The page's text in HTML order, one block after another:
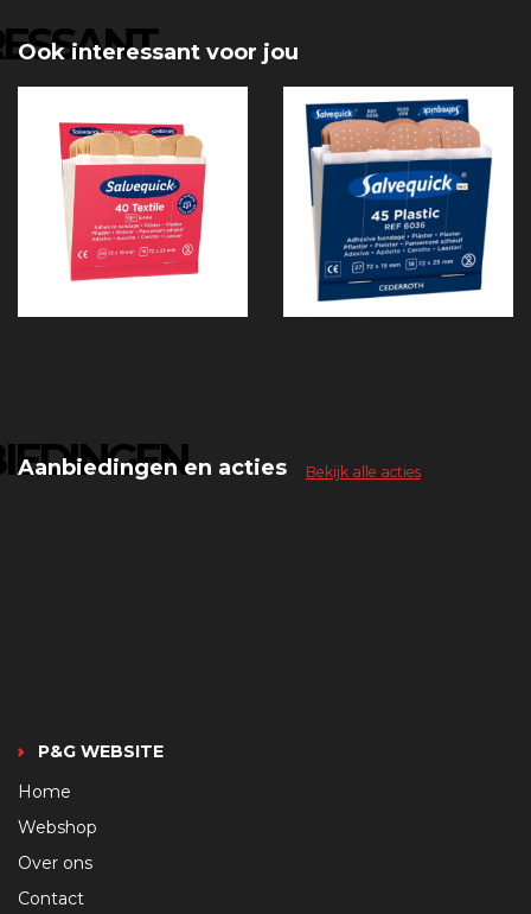
Ook interessant voor jou
Aanbiedingen en acties Bekijk alle acties
P&G WEBSITE
Home
Webshop
Over ons
Contact